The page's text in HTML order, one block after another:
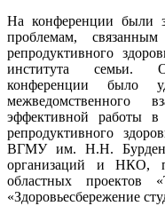
На конференции были
проблемам,
репродуктивного
института семьи.
конференции было
межведомственного
эффективной работы в
репродуктивного
ВГМУ им. Н.Н.
организаций и НКО,
областных
«Здоровьесбережение